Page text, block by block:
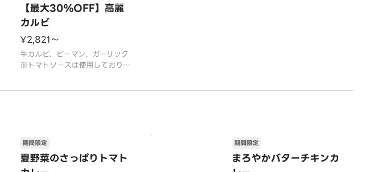
【最大30%OFF】高麗
カルビ
¥2,821〜
牛カルビ、ピーマン、ガーリック
※トマトソースは使用しておりま
夏野菜のさっぱりトマト
期間限定
まろやかバターチキンカ
期間限定